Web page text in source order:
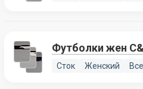
Футболки жен
Сток Женский